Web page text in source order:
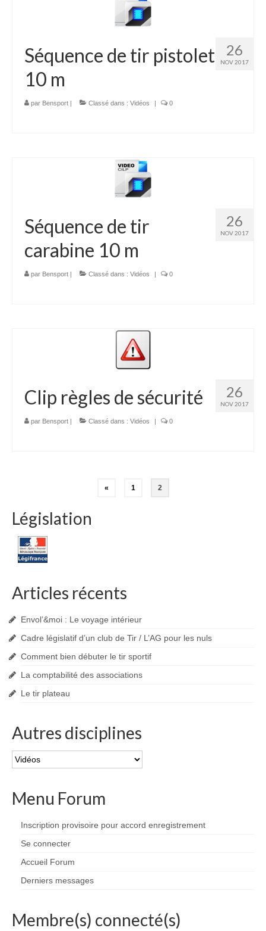
26
NOV 2017
Séquence de tir pistolet
10 m
par Bensport | Classé dans : Vidéos | 0
26
NOV 2017
Séquence de tir
carabine 10 m
par Bensport | Classé dans : Vidéos | 0
26
NOV 2017
Clip règles de sécurité
par Bensport | Classé dans : Vidéos | 0
des
articles
« 1 2
Législation
Articles récents
Envol’&moi : Le voyage intérieur
Cadre législatif d’un club de Tir / L’AG pour les nuls
Comment bien débuter le tir sportif
La comptabilité des associations
Le tir plateau
Autres disciplines
Autres
disciplines
Menu Forum
Inscription provisoire pour accord enregistrement
Se connecter
Accueil Forum
Derniers messages
Membre(s) connecté(s)